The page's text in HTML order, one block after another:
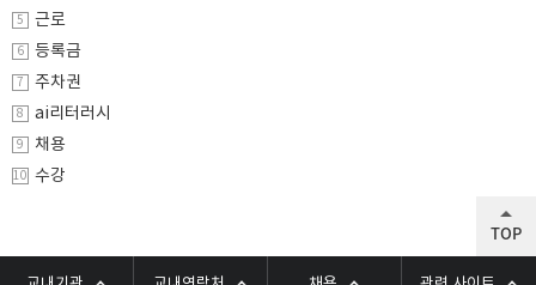
5 근로
6 등록금
7 주차권
8 ai리터러시
9 채용
10 수강
TOP